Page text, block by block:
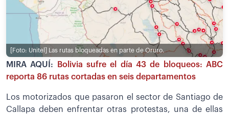
[Foto: Unitel] Las rutas bloqueadas en parte de Oruro.
MIRA AQUÍ:
Bolivia sufre el día 43 de bloqueos: ABC
reporta 86 rutas cortadas en seis departamentos
Los motorizados que pasaron el sector de Santiago de
Callapa deben enfrentar otras protestas, una de ellas